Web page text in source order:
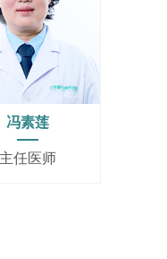
冯素莲
主任医师